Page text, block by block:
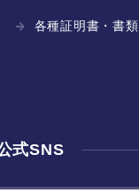
各種証明書・書類
式SNS